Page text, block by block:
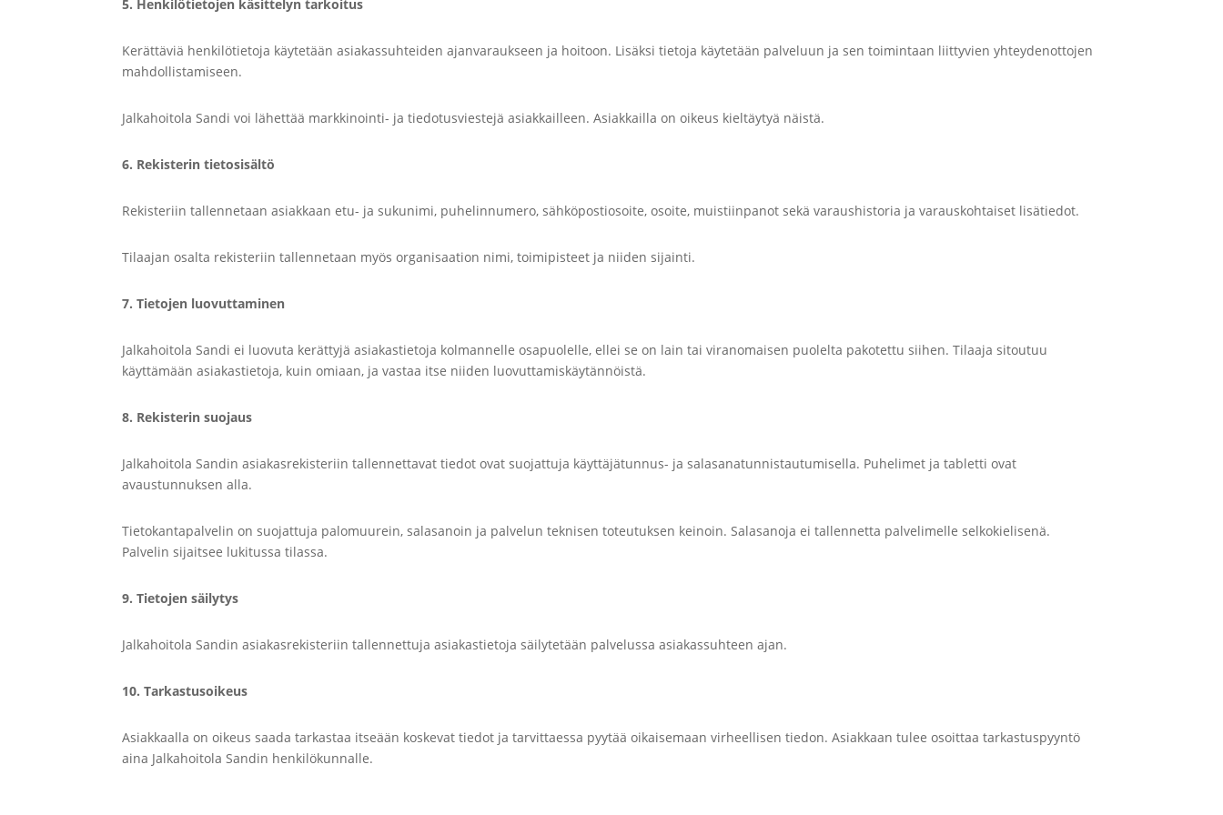
5. Henkilötietojen käsittelyn tarkoitus
Kerättäviä henkilötietoja käytetään asiakassuhteiden ajanvaraukseen ja hoitoon. Lisäksi tietoja käytetään palveluun ja sen toimintaan liittyvien yhteydenottojen
mahdollistamiseen.
Jalkahoitola Sandi voi lähettää markkinointi- ja tiedotusviestejä asiakkailleen. Asiakkailla on oikeus kieltäytyä näistä.
6. Rekisterin tietosisältö
Rekisteriin tallennetaan asiakkaan etu- ja sukunimi, puhelinnumero, sähköpostiosoite, osoite, muistiinpanot sekä varaushistoria ja varauskohtaiset lisätiedot.
Tilaajan osalta rekisteriin tallennetaan myös organisaation nimi, toimipisteet ja niiden sijainti.
7. Tietojen luovuttaminen
Jalkahoitola Sandi ei luovuta kerättyjä asiakastietoja kolmannelle osapuolelle, ellei se on lain tai viranomaisen puolelta pakotettu siihen. Tilaaja sitoutuu
käyttämään asiakastietoja, kuin omiaan, ja vastaa itse niiden luovuttamiskäytännöistä.
8. Rekisterin suojaus
Jalkahoitola Sandin asiakasrekisteriin tallennettavat tiedot ovat suojattuja käyttäjätunnus- ja salasanatunnistautumisella. Puhelimet ja tabletti ovat
avaustunnuksen alla.
Tietokantapalvelin on suojattuja palomuurein, salasanoin ja palvelun teknisen toteutuksen keinoin. Salasanoja ei tallennetta palvelimelle selkokielisenä.
Palvelin sijaitsee lukitussa tilassa.
9. Tietojen säilytys
Jalkahoitola Sandin asiakasrekisteriin tallennettuja asiakastietoja säilytetään palvelussa asiakassuhteen ajan.
10. Tarkastusoikeus
Asiakkaalla on oikeus saada tarkastaa itseään koskevat tiedot ja tarvittaessa pyytää oikaisemaan virheellisen tiedon. Asiakkaan tulee osoittaa tarkastuspyyntö
aina Jalkahoitola Sandin henkilökunnalle.